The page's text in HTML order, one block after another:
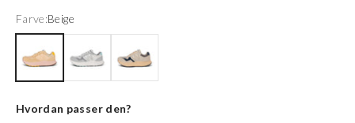
Farve:Beige
Hvordan passer den?